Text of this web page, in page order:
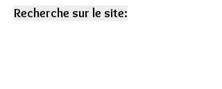
Recherche sur le site: